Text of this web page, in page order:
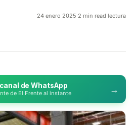
24 enero 2025·2 min read lectura
de WhatsApp
de El Frente al instante →